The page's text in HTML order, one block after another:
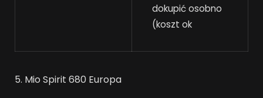
dokupić osobno
(koszt ok
5. Mio Spirit 680 Europa